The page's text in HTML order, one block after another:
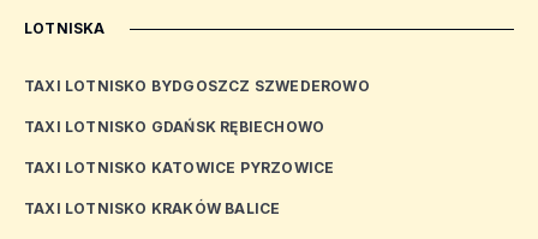
LOTNISKA
TAXI LOTNISKO BYDGOSZCZ SZWEDEROWO
TAXI LOTNISKO GDAŃSK RĘBIECHOWO
TAXI LOTNISKO KATOWICE PYRZOWICE
TAXI LOTNISKO KRAKÓW BALICE